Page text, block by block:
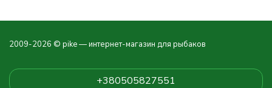
2009-2026 © pike — интернет-магазин для рыбаков
+380505827551